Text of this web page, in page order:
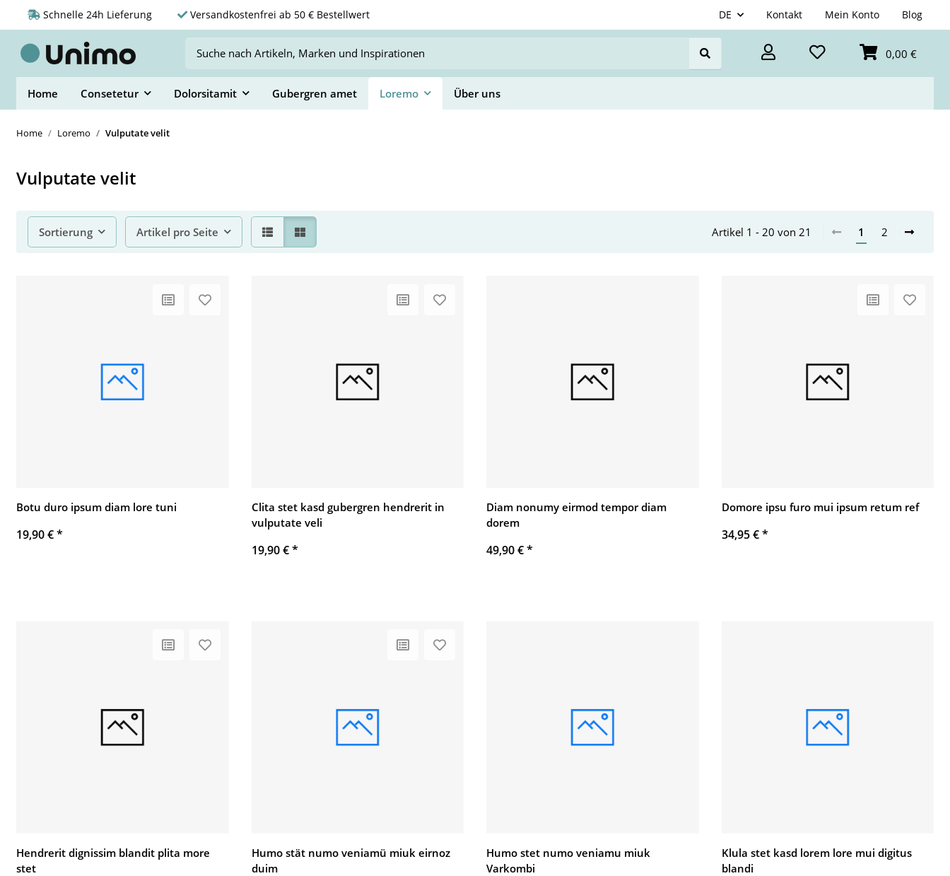
DE Kontakt Mein Konto Blog
Schnelle 24h Lieferung Versandkostenfrei ab 50 € Bestellwert
0,00 €
Home Consetetur Dolorsitamit Gubergren amet Loremo Über uns
Home Loremo Vulputate velit
Vulputate velit
Sortierung Artikel pro Seite Artikel 1 - 20 von 21 1 2
Botu duro ipsum diam lore tuni
19,90 €*
Clita stet kasd gubergren hendrerit in
vulputate veli
19,90 €*
Diam nonumy eirmod tempor diam
dorem
49,90 €*
Domore ipsu furo mui ipsum retum ref
34,95 €*
Hendrerit dignissim blandit plita more
stet
Humo stät numo veniamü miuk eirnoz
duim
Humo stet numo veniamu miuk
Varkombi
Klula stet kasd lorem lore mui digitus
blandi